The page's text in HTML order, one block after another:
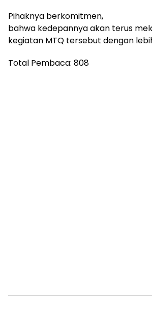
Pihaknya berkomitmen,
bahwa kedepannya akan terus
kegiatan MTQ tersebut dengan
Total Pembaca: 808